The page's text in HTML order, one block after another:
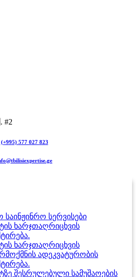
#2
(+995) 577 027 823
საინჟინრო სერვისები
ხარჯთაღრიცხვის
ხარჯთაღრიცხვის
ადეკვატურობის
შესრულებული სამუშაოების